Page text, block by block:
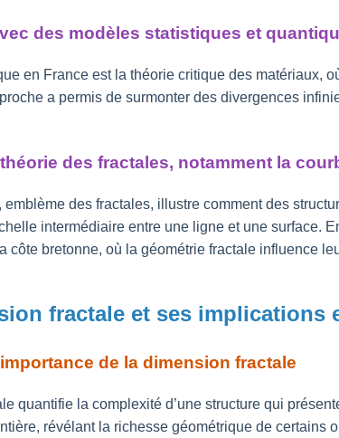
des modèles statistiques et
en France est la théorie critique des matériaux,
a permis de surmonter des divergences
des fractales, notamment la
emblème des fractales, illustre comment des
intermédiaire entre une ligne et une surface.
côte bretonne, où la géométrie fractale influence
fractale et ses implications
de la dimension fractale
quantifie la complexité d’une structure qui
révélant la richesse géométrique de certains